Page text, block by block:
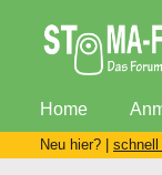
Home
Neu hier? | schnell